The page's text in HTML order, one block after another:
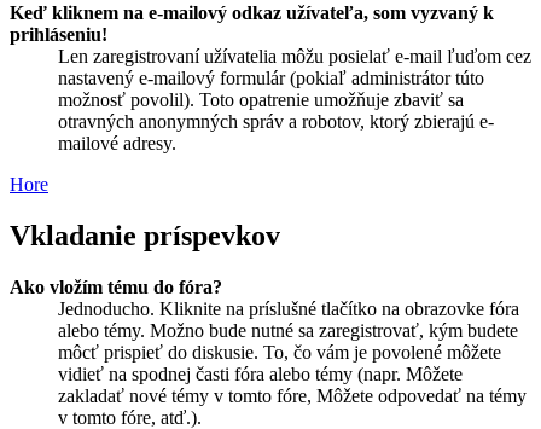
Keď kliknem na e-mailový odkaz užívateľa, som vyzvaný k
prihláseniu!
Len zaregistrovaní užívatelia môžu posielať e-mail ľuďom cez
nastavený e-mailový formulár (pokiaľ administrátor túto
možnosť povolil). Toto opatrenie umožňuje zbaviť sa
otravných anonymných správ a robotov, ktorý zbierajú e-
mailové adresy.
Hore
Vkladanie príspevkov
Ako vložím tému do fóra?
Jednoducho. Kliknite na príslušné tlačítko na obrazovke fóra
alebo témy. Možno bude nutné sa zaregistrovať, kým budete
môcť prispieť do diskusie. To, čo vám je povolené môžete
vidieť na spodnej časti fóra alebo témy (napr. Môžete
zakladať nové témy v tomto fóre, Môžete odpovedať na témy
v tomto fóre, atď.).